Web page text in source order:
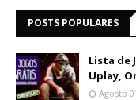
POSTS POPULARES
Lista de
Uplay,
Agosto